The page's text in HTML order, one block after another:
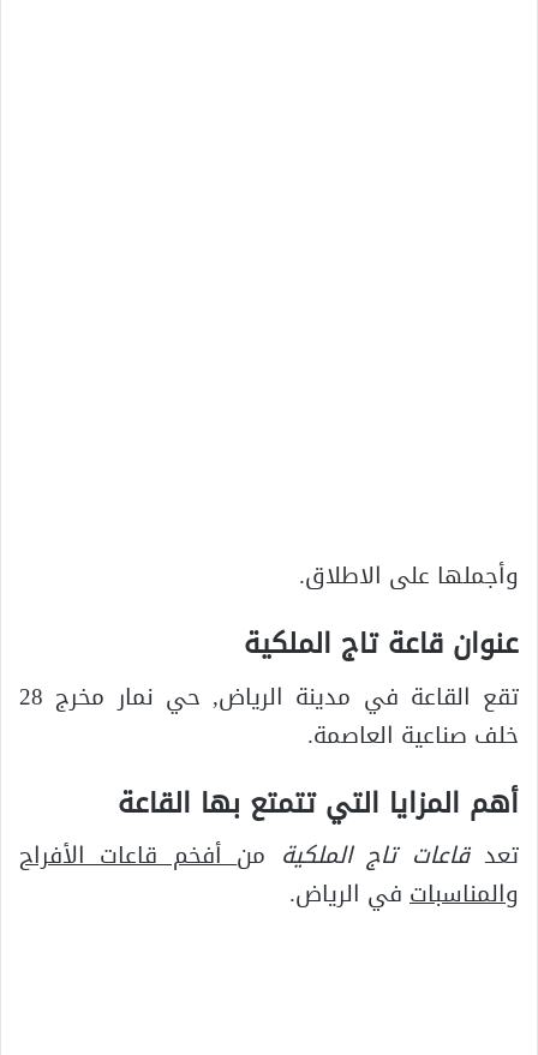
وأجملها على الاطلاق.
عنوان قاعة تاج الملكية
تقع القاعة في مدينة الرياض, حي نمار مخرج 28
خلف صناعية العاصمة.
أهم المزايا التي تتمتع بها القاعة
تعدقاعات تاج الملكية منأفخم قاعات الأفراح
والمناسباتفي الرياض.